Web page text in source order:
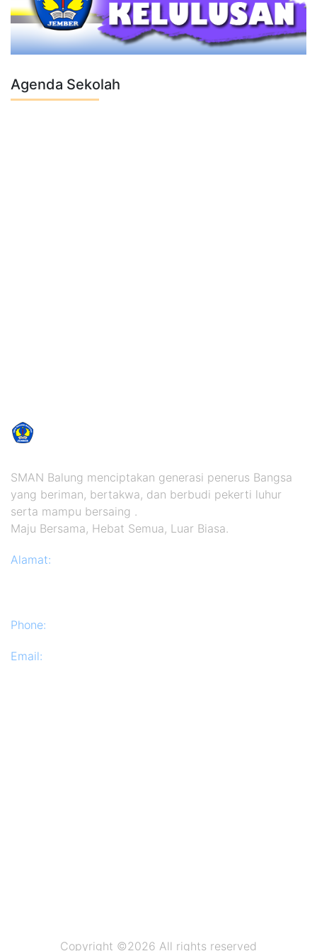
Agenda Sekolah
SMAN Balung menciptakan generasi penerus Bangsa
yang beriman, bertakwa, dan berbudi pekerti luhur
serta mampu bersaing .
Maju Bersama, Hebat Semua, Luar Biasa.
Alamat:
Phone:
Email:
Copyright ©2026 All rights reserved